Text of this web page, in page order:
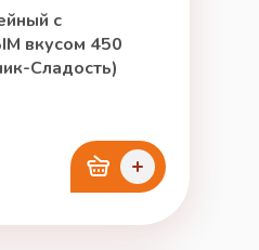
с
вкусом 450
Сладость)